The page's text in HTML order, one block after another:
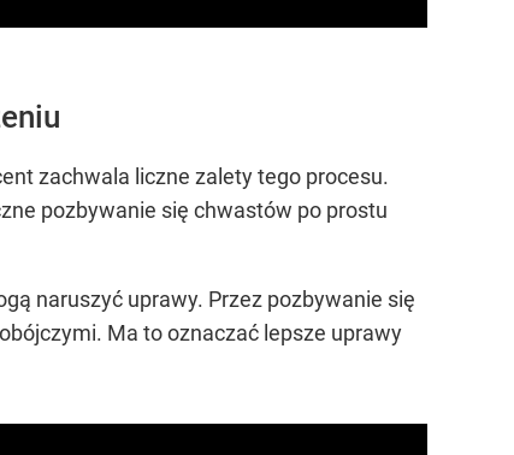
zachwala liczne zalety tego procesu.
pozbywanie się chwastów po prostu
naruszyć uprawy. Przez pozbywanie się
Ma to oznaczać lepsze uprawy